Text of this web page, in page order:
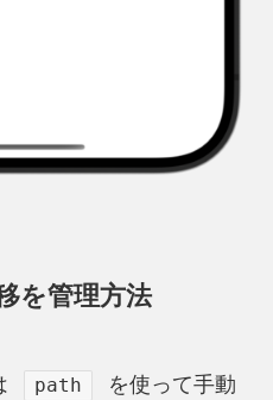
を管理方法
path
を使って手動